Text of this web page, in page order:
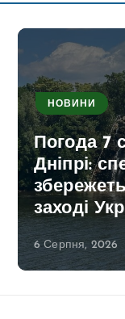
НОВИНИ
У Дніпрі
покрівлі
будинків
обстрілів
6 Серпня, 2026